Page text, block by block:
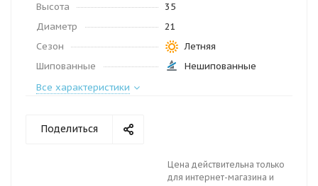
Высота
35
Диаметр
21
Сезон
Летняя
Шипованные
Нешипованные
Все характеристики
Поделиться
Цена действительна только
для интернет-магазина и